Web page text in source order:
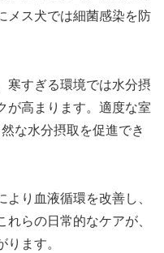
メス犬では細菌感染を防
寒すぎる環境では水分摂
が高まります。適度な室
な水分摂取を促進でき
より血液循環を改善し、
らの日常的なケアが、
ます。